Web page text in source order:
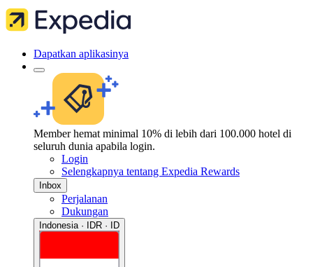
Dapatkan aplikasinya
Member hemat minimal 10% di lebih dari 100.000 hotel di
seluruh dunia apabila login.
Login
Selengkapnya tentang Expedia Rewards
Inbox
Perjalanan
Dukungan
Indonesia · IDR · ID